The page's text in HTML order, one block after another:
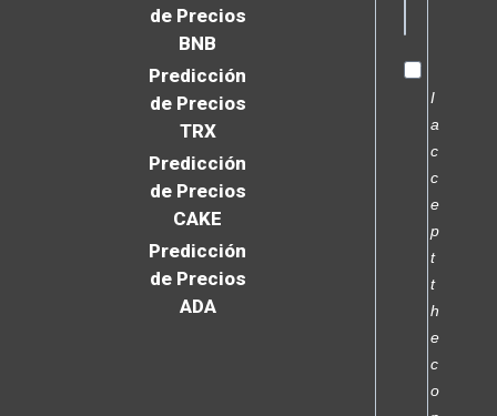
de Precios
BNB
Predicción
de Precios
TRX
Predicción
de Precios
CAKE
Predicción
de Precios
ADA
I
a
c
c
e
p
t
t
h
e
c
o